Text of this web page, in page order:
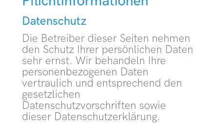
Datenschutz
Die Betreiber dieser Seiten nehmen
den Schutz Ihrer persönlichen Daten
sehr ernst. Wir behandeln Ihre
personenbezogenen Daten
vertraulich und entsprechend den
gesetzlichen
Datenschutzvorschriften sowie
dieser Datenschutzerklärung.